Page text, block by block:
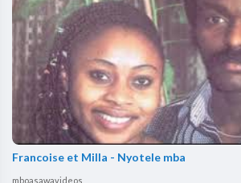
Francoise et Milla - Nyotele mba
mboasawavideos